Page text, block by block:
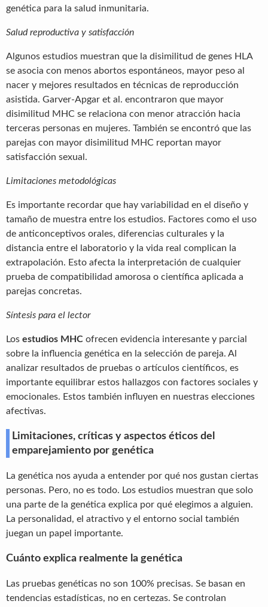
genética para la salud inmunitaria.
Salud reproductiva y satisfacción
Algunos estudios muestran que la disimilitud de genes HLA
se asocia con menos abortos espontáneos, mayor peso al
nacer y mejores resultados en técnicas de reproducción
asistida. Garver-Apgar et al. encontraron que mayor
disimilitud MHC se relaciona con menor atracción hacia
terceras personas en mujeres. También se encontró que las
parejas con mayor disimilitud MHC reportan mayor
satisfacción sexual.
Limitaciones metodológicas
Es importante recordar que hay variabilidad en el diseño y
tamaño de muestra entre los estudios. Factores como el uso
de anticonceptivos orales, diferencias culturales y la
distancia entre el laboratorio y la vida real complican la
extrapolación. Esto afecta la interpretación de cualquier
prueba de compatibilidad amorosa o científica aplicada a
parejas concretas.
Síntesis para el lector
Los estudios MHC ofrecen evidencia interesante y parcial
sobre la influencia genética en la selección de pareja. Al
analizar resultados de pruebas o artículos científicos, es
importante equilibrar estos hallazgos con factores sociales y
emocionales. Estos también influyen en nuestras elecciones
afectivas.
Limitaciones, críticas y aspectos éticos del
emparejamiento por genética
La genética nos ayuda a entender por qué nos gustan ciertas
personas. Pero, no es todo. Los estudios muestran que solo
una parte de la genética explica por qué elegimos a alguien.
La personalidad, el atractivo y el entorno social también
juegan un papel importante.
Cuánto explica realmente la genética
Las pruebas genéticas no son 100% precisas. Se basan en
tendencias estadísticas, no en certezas. Se controlan